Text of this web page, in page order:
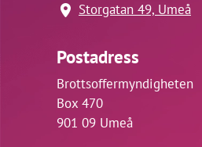
Storgatan 49, Umeå
Postadress
Brottsoffermyndigheten
Box 470
901 09 Umeå